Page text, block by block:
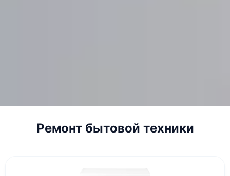
Ремонт бытовой техники